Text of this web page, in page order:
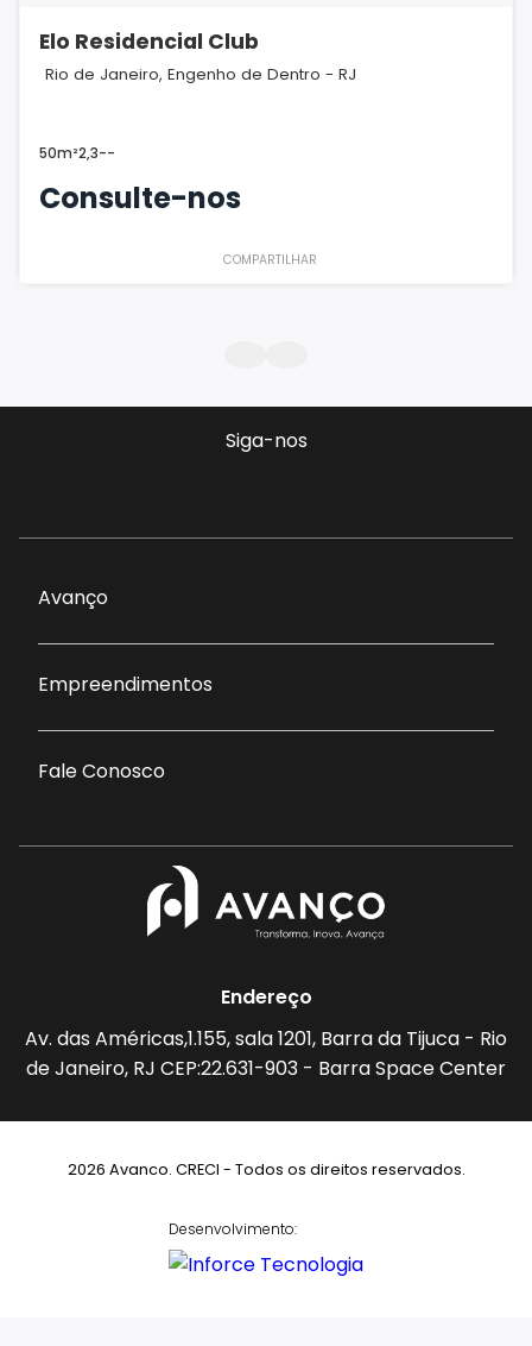
Elo Residencial Club
Rio de Janeiro, Engenho de Dentro - RJ
50m²2,3--
Consulte-nos
COMPARTILHAR
Siga-nos
Avanço
Empreendimentos
Fale Conosco
Endereço
Av. das Américas,1.155, sala 1201, Barra da Tijuca - Rio
de Janeiro, RJ CEP:22.631-903 - Barra Space Center
2026 Avanco. CRECI - Todos os direitos reservados.
Desenvolvimento: